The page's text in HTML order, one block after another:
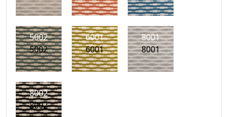
5002
5002
6001
6001
8001
8001
8002
8002